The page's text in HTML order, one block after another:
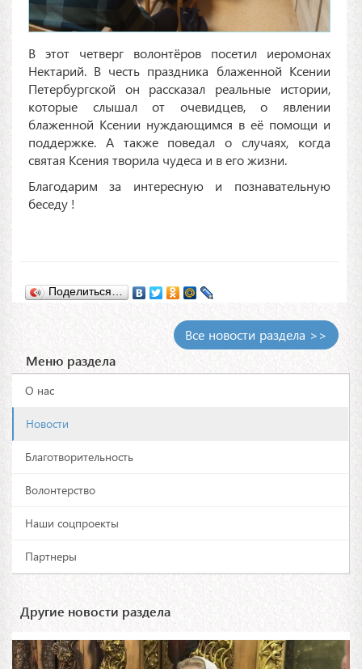
В этот четверг волонтёров посетил иеромонах
Нектарий. В честь праздника блаженной Ксении
Петербургской он рассказал реальные истории,
которые слышал от очевидцев, о явлении
блаженной Ксении нуждающимся в её помощи и
поддержке. А также поведал о случаях, когда
святая Ксения творила чудеса и в его жизни.
Благодарим за интересную и познавательную
беседу !
Поделиться…
Все новости раздела >>
Меню раздела
О нас
Новости
Благотворительность
Волонтерство
Наши соцпроекты
Партнеры
Другие новости раздела